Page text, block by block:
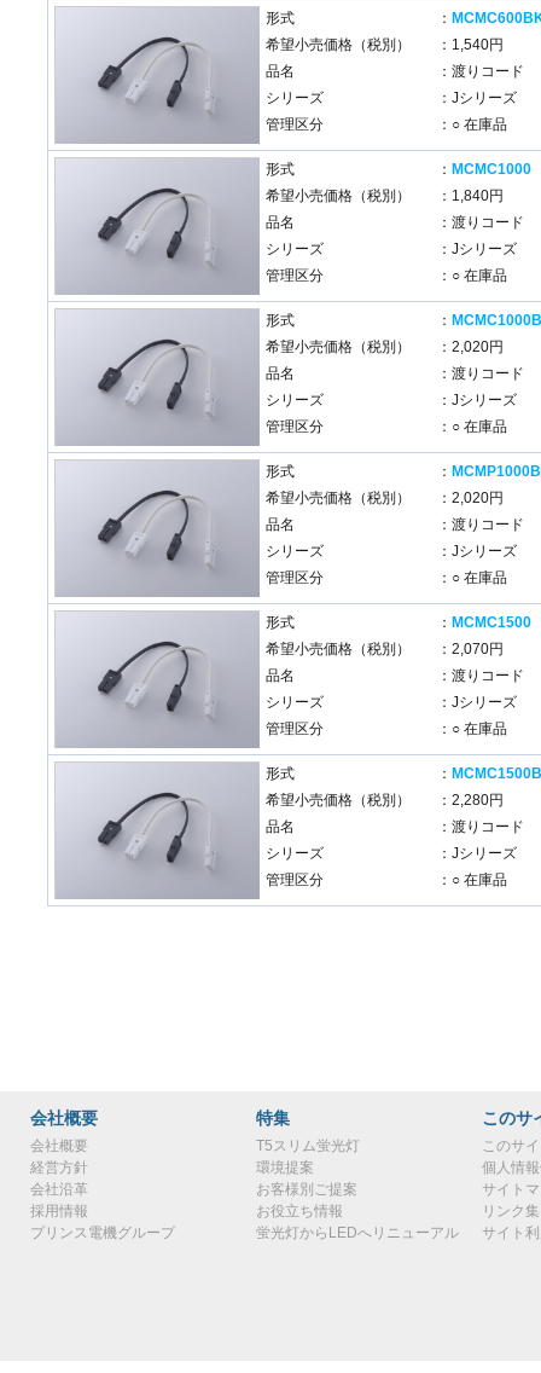
形式 ：
希望小売価格（税別）
：1,540円
品名
：渡りコード
シリーズ
：Jシリーズ
管理区分
：○ 在庫品
形式 ： MCMC1000
希望小売価格（税別）
：1,840円
品名
：渡りコード
シリーズ
：Jシリーズ
管理区分
：○ 在庫品
形式 ：
希望小売価格（税別）
：2,020円
品名
：渡りコード
シリーズ
：Jシリーズ
管理区分
：○ 在庫品
形式 ：
希望小売価格（税別）
：2,020円
品名
：渡りコード
シリーズ
：Jシリーズ
管理区分
：○ 在庫品
形式 ： MCMC1500
希望小売価格（税別）
：2,070円
品名
：渡りコード
シリーズ
：Jシリーズ
管理区分
：○ 在庫品
形式 ：
希望小売価格（税別）
：2,280円
品名
：渡りコード
シリーズ
：Jシリーズ
管理区分
：○ 在庫品
会社概要
会社概要
経営方針
会社沿革
採用情報
プリンス電機グループ
特集
T5スリム蛍光灯
環境提案
お客様別ご提案
お役立ち情報
蛍光灯からLEDへリニューアル
このサ
このサ
個人情
サイト
リンク集
サイト